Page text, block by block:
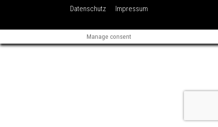
Datenschutz Impressum
Manage consent